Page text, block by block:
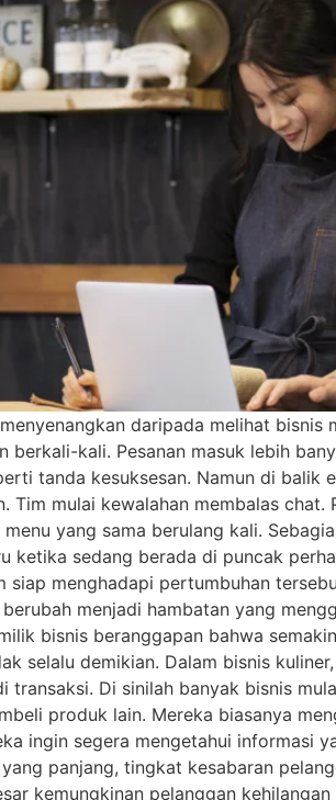
daripada melihat
kali. Pesanan masuk lebih
tanda kesuksesan. Namun di balik
mulai kewalahan membalas
yang sama berulang kali.
ketika sedang berada di puncak
menghadapi pertumbuhan
menjadi hambatan yang
bisnis beranggapan bahwa
selalu demikian. Dalam bisnis
Di sinilah banyak bisnis
produk lain. Mereka biasanya
ingin segera mengetahui informasi
panjang, tingkat kesabaran
kemungkinan pelanggan